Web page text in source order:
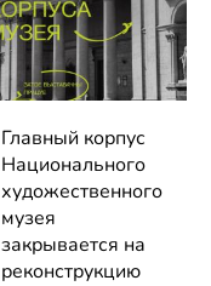
Главный корпус
Национального
художественного
музея
закрывается на
реконструкцию